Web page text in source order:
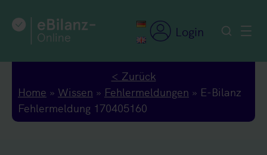
Inhalt
springen
Login
< Zurück
Home » Wissen » Fehlermeldungen » E-Bilanz
Fehlermeldung 170405160